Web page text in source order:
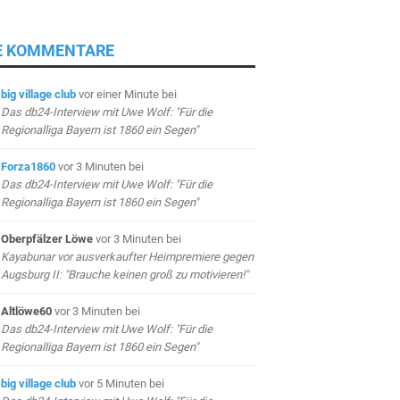
KOMMENTARE
big village club vor einer Minutebei
Das db24-Interview mit Uwe Wolf: "Für die
Regionalliga Bayern ist 1860 ein Segen"
Forza1860 vor 3 Minuten bei
Das db24-Interview mit Uwe Wolf: "Für die
Regionalliga Bayern ist 1860 ein Segen"
Oberpfälzer Löwe vor 3 Minuten bei
Kayabunar vor ausverkaufter Heimpremiere gegen
Augsburg II: "Brauche keinen groß zu motivieren!"
Altlöwe60 vor 3 Minuten bei
Das db24-Interview mit Uwe Wolf: "Für die
Regionalliga Bayern ist 1860 ein Segen"
big village club vor 5 Minuten bei